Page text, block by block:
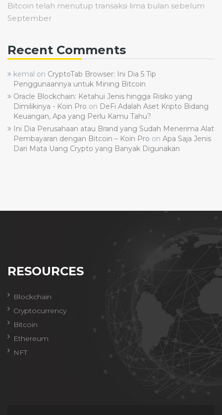
Bitcoin telah menutup transaksi lima bulan sebelum
September
Recent Comments
kemal on CryptoTab Browser: Ini Dia 5 Tip
Penggunaannya untuk Mining Bitcoin
Oracle Blockchain: Ketahui Jenis hingga Risiko yang
Dimilikinya - Koin Pro on DeFi Adalah Aset Kripto Bidang
Keuangan, Apa yang Perlu Kamu Tahu?
Ini Dia Perusahaan atau Brand yang Sudah Menerima Alat
Pembayaran dengan Bitcoin – Koin Pro on Apa Saja Jenis
Dari Mata Uang Crypto yang Banyak Digunakan
RESOURCES
Blockchain
Cryptocurrency
Bitcoin
Ethereum
NFT